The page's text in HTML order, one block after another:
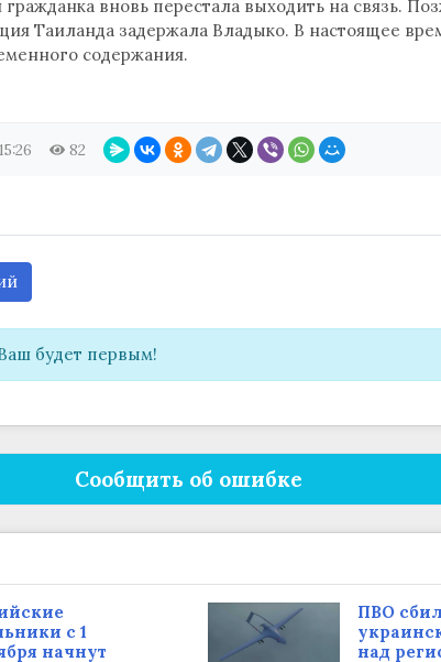
вновь перестала выходить на связь.
Таиланда задержала Владыко. В настоящее
содержания.
15:26 82
будет первым!
Сообщить об ошибке
с 1
начнут
ПВО
над